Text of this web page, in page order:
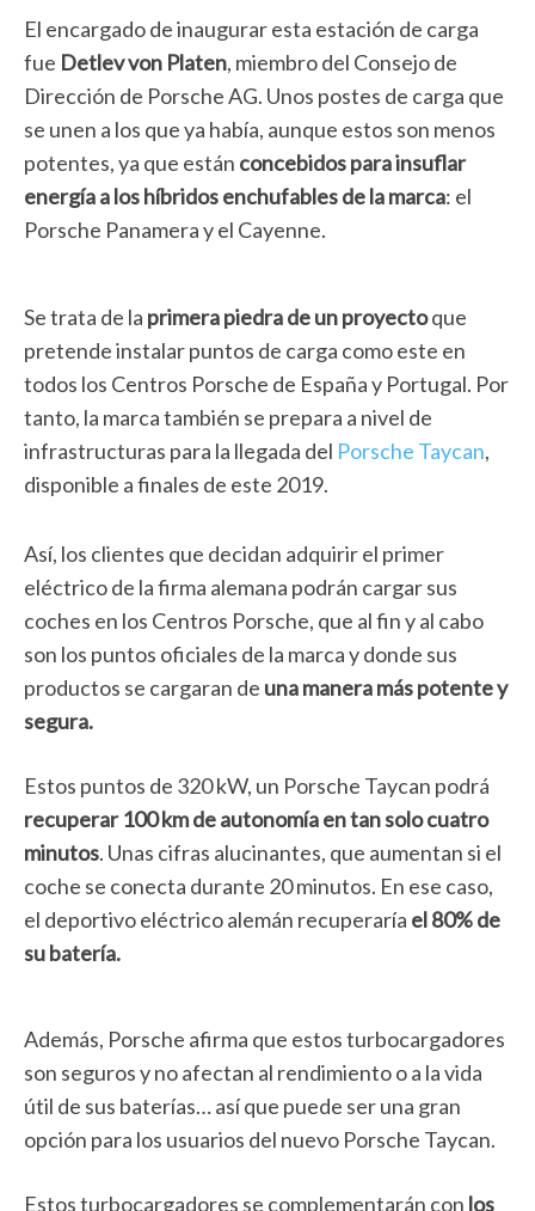
El encargado de inaugurar esta estación de carga
fue Detlev von Platen, miembro del Consejo de
Dirección de Porsche AG. Unos postes de carga que
se unen a los que ya había, aunque estos son menos
potentes, ya que están concebidos para insuflar
energía a los híbridos enchufables de la marca: el
Porsche Panamera y el Cayenne.
Se trata de la primera piedra de un proyectoque
pretende instalar puntos de carga como este en
todos los Centros Porsche de España y Portugal. Por
tanto, la marca también se prepara a nivel de
infrastructuras para la llegada del Porsche Taycan,
disponible a finales de este 2019.
Así, los clientes que decidan adquirir el primer
eléctrico de la firma alemana podrán cargar sus
coches en los Centros Porsche, que al fin y al cabo
son los puntos oficiales de la marca y donde sus
productos se cargaran de una manera más potente y
segura.
Estos puntos de 320 kW, un Porsche Taycan podrá
recuperar 100 km de autonomía en tan solo cuatro
minutos. Unas cifras alucinantes, que aumentan si el
coche se conecta durante 20 minutos. En ese caso,
el deportivo eléctrico alemán recuperaría el 80% de
su batería.
Además, Porsche afirma que estos turbocargadores
son seguros y no afectan al rendimiento o a la vida
útil de sus baterías… así que puede ser una gran
opción para los usuarios del nuevo Porsche Taycan.
Estos turbocargadores se complementarán con los